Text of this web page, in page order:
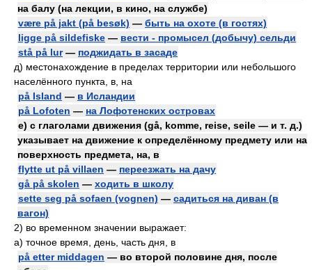
на балу (на лекции, в кино, на службе)
være på jakt (på besøk) — быть на охоте (в гостях)
ligge på sildefiske — вести - промысел (добычу) сельди
stå på lur— поджидать в засаде
д) местонахождение в пределах территории или небольшого
населённого пункта, в, на
på Island — в Исландии
på Lofoten — на Лофотенских островах
е) с глаголами движения (gå, komme, reise, seile — и т. д.)
указывает на движение к определённому предмету или на
поверхность предмета, на, в
flytte ut på villaen — переезжать на дачу
gå på skolen — ходить в школу
sette seg på sofaen (vognen) — садиться на диван (в
вагон)
2) во временном значении выражает:
а) точное время, день, часть дня, в
på etter middagen — во второй половине дня, после